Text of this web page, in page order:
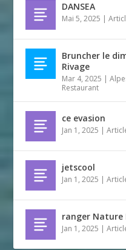
DANSEA
Mai 5, 2025 |
Bruncher le
Rivage
Mar 4, 2025 |
Restaurant
ce evasion
Jan 1, 2025 |
jetscool
Jan 1, 2025 |
ranger Nature
Jan 1, 2025 |